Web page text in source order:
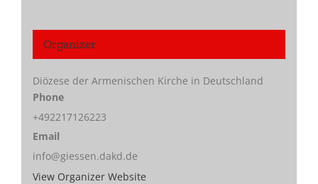
Organizer
Diözese der Armenischen Kirche in Deutschland
Phone
+492217126223
Email
info@giessen.dakd.de
View Organizer Website